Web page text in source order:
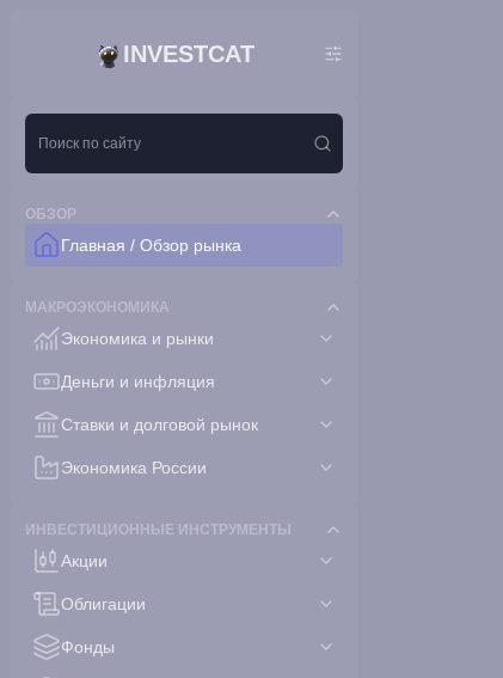
INVESTCAT
ОБЗОР
Главная / Обзор рынка
МАКРОЭКОНОМИКА
Экономика и рынки
Деньги и инфляция
Ставки и долговой рынок
Экономика России
ИНВЕСТИЦИОННЫЕ ИНСТРУМЕНТЫ
Акции
Облигации
Фонды